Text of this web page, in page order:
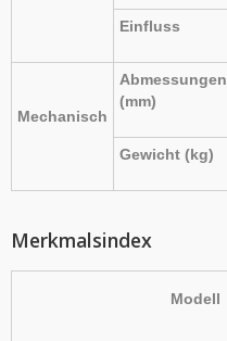
Einfluss
Mechanisch
Abmessungen
(mm)
Gewicht (kg)
Merkmalsindex
Modell